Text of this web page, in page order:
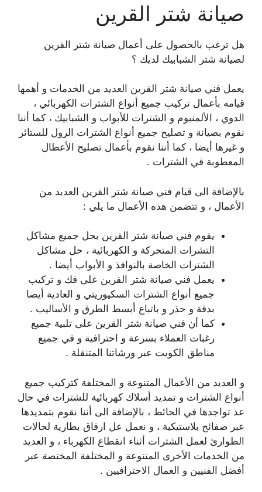
صيانة شتر القرين
هل ترغب بالحصول على أعمال صيانة شتر القرين
لصيانة شتر الشبابيك لديك ؟
يعمل فني صيانة شتر القرين العديد من الخدمات و أهمها
قيامه بأعمال تركيب جميع أنواع الشترات الكهربائي ،
الدوي ، الألمنيوم و الشترات للأبواب و الشبابيك ، كما أننا
نقوم بصيانة و تصليح جميع أنواع الشترات الرول للستائر
و غيرها أيضا ، كما أننا نقوم بأعمال تصليح الأعطال
المعطوبة في الشترات .
بالإضافة الى قيام فني صيانة شتر القرين العديد من
الأعمال ، و تتضمن هذه الأعمال ما يلي :
يقوم فني صيانة شتر القرين بحل جميع مشاكل
التشرات المتحركة و الكهربائية ، حل مشاكل
الشترات الخاصة بالنوافذ و الأبواب أيضا .
يعمل فني صيانة شتر القرين على فك و تركيب
جميع أنواع الشترات السكيوريتي و العادية أيضا
بدقة و حذر و باتباع أبسط الطرق و الأساليب .
كما أن فني صيانة شتر القرين على تلبية جميع
رغبات العملاء بسرعة و احترافية و في جميع
مناطق الكويت عبر ورشاتنا المتنقلة .
و العديد من الأعمال المتنوعة و المختلفة كتركيب جميع
أنواع الشترات و تمديد أسلاك كهربائية للشترات في حال
عد تواجدها في الحائط ، بالإضافة الى أننا نقوم بتمديدها
عبر صفائح بلاستيكية ، و نعمل عل ارفاق بطارية لحالات
الطوارئ لعمل الشترات أثناء انقطاع الكهرباء ، و العديد
من الخدمات الأخرى المتنوعة و المختلفة المختصة عبر
أفضل الفنيين و العمال الاحترافيين .